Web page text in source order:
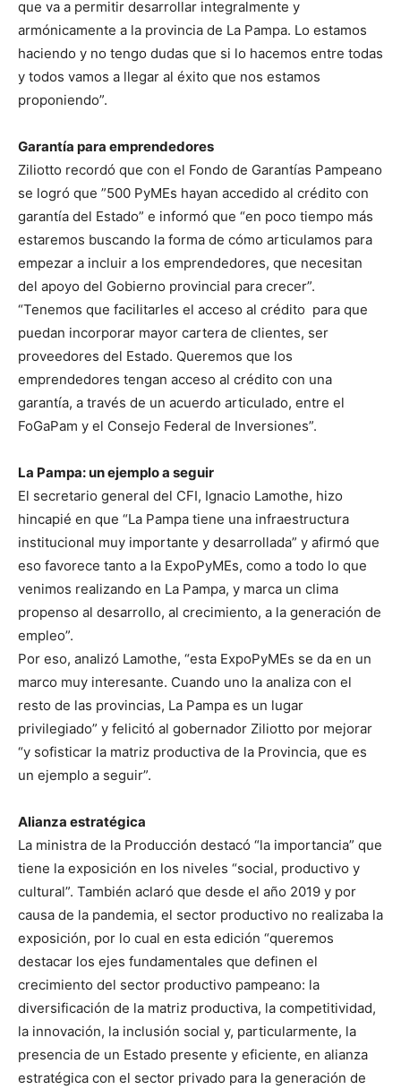
que va a permitir desarrollar integralmente y
armónicamente a la provincia de La Pampa. Lo estamos
haciendo y no tengo dudas que si lo hacemos entre todas
y todos vamos a llegar al éxito que nos estamos
proponiendo”.
Garantía para emprendedores
Ziliotto recordó que con el Fondo de Garantías Pampeano
se logró que ”500 PyMEs hayan accedido al crédito con
garantía del Estado” e informó que “en poco tiempo más
estaremos buscando la forma de cómo articulamos para
empezar a incluir a los emprendedores, que necesitan
del apoyo del Gobierno provincial para crecer”.
“Tenemos que facilitarles el acceso al crédito para que
puedan incorporar mayor cartera de clientes, ser
proveedores del Estado. Queremos que los
emprendedores tengan acceso al crédito con una
garantía, a través de un acuerdo articulado, entre el
FoGaPam y el Consejo Federal de Inversiones”.
La Pampa: un ejemplo a seguir
El secretario general del CFI, Ignacio Lamothe, hizo
hincapié en que “La Pampa tiene una infraestructura
institucional muy importante y desarrollada” y afirmó que
eso favorece tanto a la ExpoPyMEs, como a todo lo que
venimos realizando en La Pampa, y marca un clima
propenso al desarrollo, al crecimiento, a la generación de
empleo”.
Por eso, analizó Lamothe, “esta ExpoPyMEs se da en un
marco muy interesante. Cuando uno la analiza con el
resto de las provincias, La Pampa es un lugar
privilegiado” y felicitó al gobernador Ziliotto por mejorar
“y sofisticar la matriz productiva de la Provincia, que es
un ejemplo a seguir”.
Alianza estratégica
La ministra de la Producción destacó “la importancia” que
tiene la exposición en los niveles “social, productivo y
cultural”. También aclaró que desde el año 2019 y por
causa de la pandemia, el sector productivo no realizaba la
exposición, por lo cual en esta edición “queremos
destacar los ejes fundamentales que definen el
crecimiento del sector productivo pampeano: la
diversificación de la matriz productiva, la competitividad,
la innovación, la inclusión social y, particularmente, la
presencia de un Estado presente y eficiente, en alianza
estratégica con el sector privado para la generación de